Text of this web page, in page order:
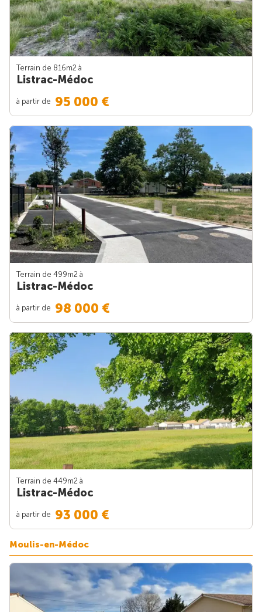
Terrain de 816m2 à
Listrac-Médoc
à partir de 95 000 €
Terrain de 499m2 à
Listrac-Médoc
à partir de 98 000 €
Terrain de 449m2 à
Listrac-Médoc
à partir de 93 000 €
Moulis-en-Médoc